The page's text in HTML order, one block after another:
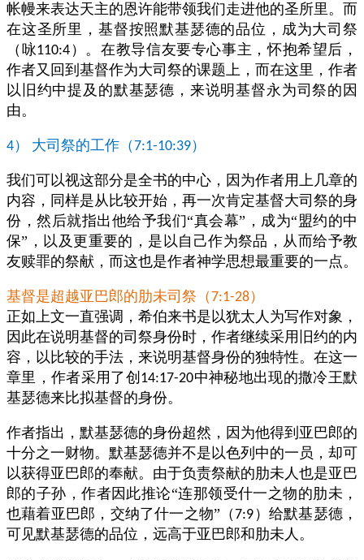
帐幔来表达天主的恩许能带领我们走进他的圣所里。而
在这圣所里，基督按照默基瑟德的品位，成为大司祭
（咏110:4 ）。在教导信友要专心事主，怀抱希望后，
作者又回到基督作为大司祭的课题上，而在这里，作者
以旧约中提及的默基瑟德，来说明基督永为司祭的因
由。
4） 大司祭的工作（7:1-10:39）
我们可以视这部分是全书的中心，因为作者用上几章的
内容，同样是从比较开始，再一次肯定基督大司祭的身
份，然后就指出他给予我们“真会幕”，成为“盟约的中
保”，以及更重要的，是以自己作为祭品，从而给予教
友赎罪的祭献，而这也是作者神学思想最重要的一点。
基督是超越亚巴郎的肋未司祭（7:1-28）
正如上文一直强调，希伯来书是以犹太人为写作对象，
因此在说明基督的司祭身份时，作者继续采用旧约的内
容，以比较的手法，来说明基督身份的独特性。在这一
章里，作者采用了创 14:17-20中神秘地出现的撒冷王默
基瑟德来比拟基督的身份。
作者指出，默基瑟德的身份超然，因为他得到亚巴郎的
十分之一财物。默基瑟德并不是以色列中的一员，却可
以获得亚巴郎的奉献。由于负责祭献的肋未人也是亚巴
郎的子孙，作者因此推论“连那领受什一之物的肋未，
也藉着亚巴郎，交纳了什一之物”（7:9 ）给默基瑟德，
可见默基瑟德的品位，远高于亚巴郎和肋未人。